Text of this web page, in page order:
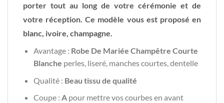
porter tout au long de votre cérémonie et de
votre réception. Ce modèle vous est proposé en
blanc, ivoire, champagne.
Avantage : Robe De Mariée Champêtre Courte
Blanche perles, liseré, manches courtes, dentelle
Qualité : Beau tissu de qualité
Coupe : A pour mettre vos courbes en avant